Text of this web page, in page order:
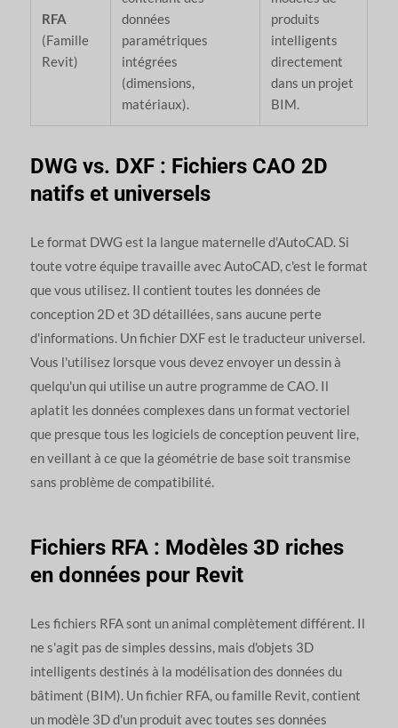
RFA
(Famille
Revit)
données
paramétriques
intégrées
(dimensions,
matériaux).
produits
intelligents
directement
dans un projet
BIM.
DWG vs. DXF : Fichiers CAO 2D
natifs et universels
Le format DWG est la langue maternelle d'AutoCAD. Si
toute votre équipe travaille avec AutoCAD, c'est le format
que vous utilisez. Il contient toutes les données de
conception 2D et 3D détaillées, sans aucune perte
d'informations. Un fichier DXF est le traducteur universel.
Vous l'utilisez lorsque vous devez envoyer un dessin à
quelqu'un qui utilise un autre programme de CAO. Il
aplatit les données complexes dans un format vectoriel
que presque tous les logiciels de conception peuvent lire,
en veillant à ce que la géométrie de base soit transmise
sans problème de compatibilité.
Fichiers RFA : Modèles 3D riches
en données pour Revit
Les fichiers RFA sont un animal complètement différent. Il
ne s'agit pas de simples dessins, mais d'objets 3D
intelligents destinés à la modélisation des données du
bâtiment (BIM). Un fichier RFA, ou famille Revit, contient
un modèle 3D d'un produit avec toutes ses données